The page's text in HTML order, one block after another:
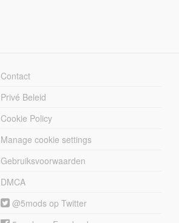
Contact
Privé Beleid
Cookie Policy
Manage cookie settings
Gebruiksvoorwaarden
DMCA
@5mods op Twitter